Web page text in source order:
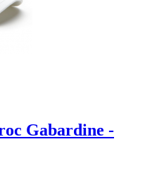
Gabardine -